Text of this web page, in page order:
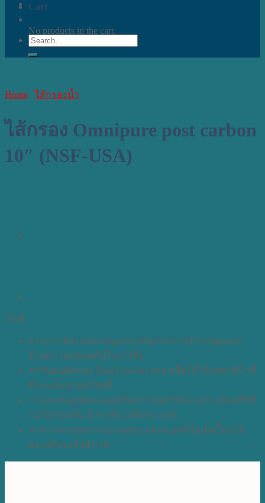
Cart
No products in the cart.
Search
for:
Home / ไส้กรองน้ำ
ไส้กรอง Omnipure post carbon
10″ (NSF-USA)
350฿
ผ่านการรับรองมาตรฐานระดับสากล NSF Component
ด้านความปลอดภัยในการดื่ม
คาร์บอนอัดแท่ง (Post Carbon) กรองเพื่อให้ได้รสชาติน้ำที่
ดี และสะอาดบริสุทธิ์
กรองแบบดูดติดและดูดซึมสารอินทรีย์และสารอนินทรีย์ที่
ก่อให้เกิดกลิ่น สี รส อันไม่พึงประสงค์
สามารถกรองสารแขวนลอย และแบคทีเรียปนเปื้อนได้
อย่างมีประสิทธิภาพ